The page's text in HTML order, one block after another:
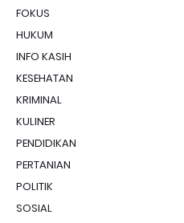
FOKUS
HUKUM
INFO KASIH
KESEHATAN
KRIMINAL
KULINER
PENDIDIKAN
PERTANIAN
POLITIK
SOSIAL